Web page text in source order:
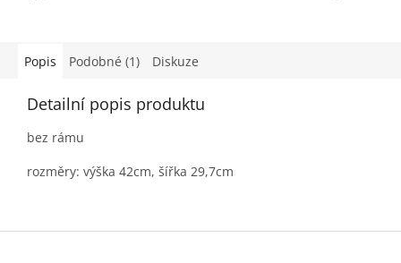
Popis Podobné (1) Diskuze
Detailní popis produktu
bez rámu
rozměry: výška 42cm, šířka 29,7cm
Z